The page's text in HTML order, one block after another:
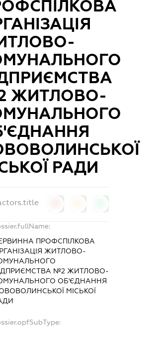
ЖИТЛОВО-
РАДИ
ПРОФСПІЛКОВА
ЖИТЛОВО-
№2 ЖИТЛОВО-
ОБ'ЄДНАННЯ
МІСЬКОЇ